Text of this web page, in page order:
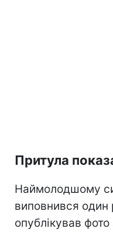
Притула
Наймолодшому
виповнився один
опублікував